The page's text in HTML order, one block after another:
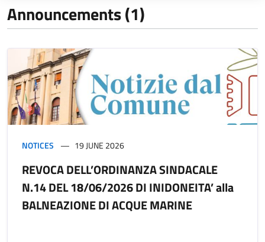
Announcements (1)
NOTICES 19 JUNE 2026
REVOCA DELL’ORDINANZA SINDACALE
N.14 DEL 18/06/2026 DI INIDONEITA’ alla
BALNEAZIONE DI ACQUE MARINE